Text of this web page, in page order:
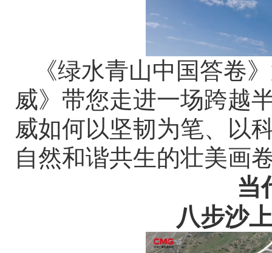
《绿水青山中国答卷
威》带您走进一场跨越
威如何以坚韧为笔、以
自然和谐共生的壮美画
当
八步沙